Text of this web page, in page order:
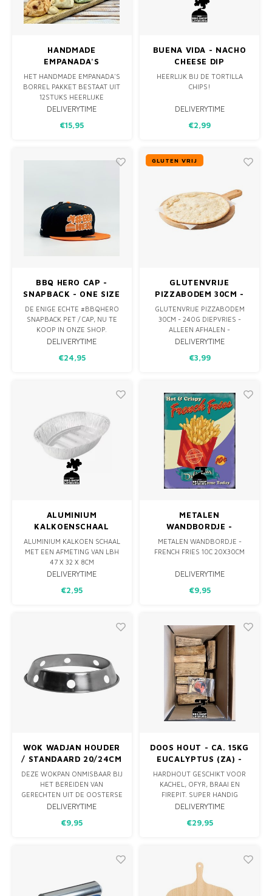
HANDMADE
EMPANADA'S
BORRELPAKKET
HET HANDMADE EMPANADA'S
BORREL PAKKET BESTAAT UIT
12STUKS HEERLIJKE
HANDGEMAAKTE EMPANADA'S
DELIVERYTIME
€15,95
BUENA VIDA - NACHO
CHEESE DIP
HEERLIJK BIJ DE TORTILLA
CHIPS!
DELIVERYTIME
€2,99
BBQ HERO CAP -
SNAPBACK - ONE SIZE
DE ENIGE ECHTE #BBQHERO
SNAPBACK PET / CAP, NU TE
KOOP IN ONZE SHOP.
DELIVERYTIME
€24,95
GLUTEN VRIJ
GLUTENVRIJE
PIZZABODEM 30CM -
240G DIEPVRIES -
ALLEEN AFHALEN -
GLUTENVRIJE PIZZABODEM
30CM - 240G DIEPVRIES -
ALLEEN AFHALEN -
DELIVERYTIME
€3,99
ALUMINIUM
KALKOENSCHAAL
ALUMINIUM KALKOEN SCHAAL
MET EEN AFMETING VAN LBH
47 X 32 X 8CM
OOK PRIMA TE GEBRUIKEN ALS
TE BEREIDEN.
DELIVERYTIME
€2,95
METALEN
WANDBORDJE -
FRENCH FRIES 10C
20X30CM
METALEN WANDBORDJE -
FRENCH FRIES 10C 20X30CM
DELIVERYTIME
€9,95
WOK WADJAN HOUDER
/ STANDAARD 20/24CM
DEZE WOKPAN ONMISBAAR BIJ
HET BEREIDEN VAN
GERECHTEN UIT DE OOSTERSE
KEUKEN, EN IS NAAST
VOEDSEL IN TE STOMEN,
ZODAT
DELIVERYTIME
€9,95
DOOS HOUT - CA. 15KG
EUCALYPTUS (ZA) -
3150KWH +
AANMAAKWOKKELS
HARDHOUT GESCHIKT VOOR
KACHEL, OFYR, BRAAI EN
FIREPIT. SUPER HANDIG
VERPAKT IN KARTONNEN
STAPELEN EN GEEN ROMMEL
AAN TE MAKEN.
DELIVERYTIME
€29,95